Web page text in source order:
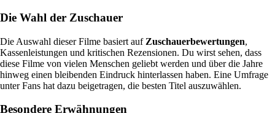
Die Wahl der Zuschauer
Die Auswahl dieser Filme basiert auf Zuschauerbewertungen,
Kassenleistungen und kritischen Rezensionen. Du wirst sehen, dass
diese Filme von vielen Menschen geliebt werden und über die Jahre
hinweg einen bleibenden Eindruck hinterlassen haben. Eine Umfrage
unter Fans hat dazu beigetragen, die besten Titel auszuwählen.
Besondere Erwähnungen